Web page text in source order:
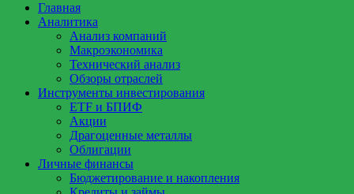
Главная
Аналитика
Анализ компаний
Макроэкономика
Технический анализ
Обзоры отраслей
Инструменты инвестирования
ETF и БПИФ
Акции
Драгоценные металлы
Облигации
Личные финансы
Бюджетирование и накопления